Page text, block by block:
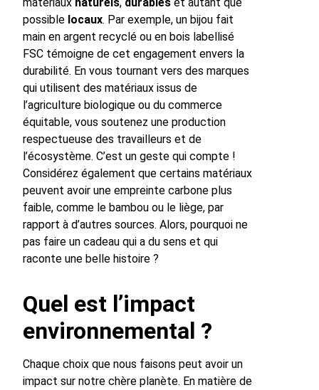
possible locaux. Par exemple, un bijou fait
main en argent recyclé ou en bois labellisé
FSC témoigne de cet engagement envers la
durabilité. En vous tournant vers des marques
qui utilisent des matériaux issus de
l’agriculture biologique ou du commerce
équitable, vous soutenez une production
respectueuse des travailleurs et de
l’écosystème. C’est un geste qui compte !
Considérez également que certains matériaux
peuvent avoir une empreinte carbone plus
faible, comme le bambou ou le liège, par
rapport à d’autres sources. Alors, pourquoi ne
pas faire un cadeau qui a du sens et qui
raconte une belle histoire ?
Quel est l’impact
environnemental ?
Chaque choix que nous faisons peut avoir un
impact sur notre chère planète. En matière de